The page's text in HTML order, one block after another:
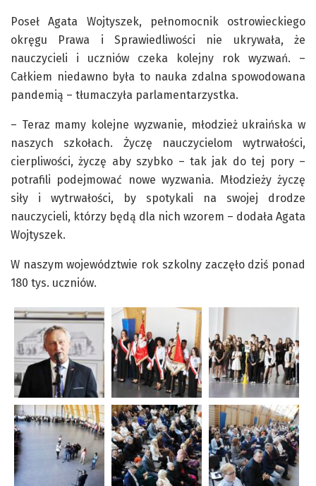
Poseł Agata Wojtyszek, pełnomocnik ostrowieckiego
okręgu Prawa i Sprawiedliwości nie ukrywała, że
nauczycieli i uczniów czeka kolejny rok wyzwań. –
Całkiem niedawno była to nauka zdalna spowodowana
pandemią – tłumaczyła parlamentarzystka.
– Teraz mamy kolejne wyzwanie, młodzież ukraińska w
naszych szkołach. Życzę nauczycielom wytrwałości,
cierpliwości, życzę aby szybko – tak jak do tej pory –
potrafili podejmować nowe wyzwania. Młodzieży życzę
siły i wytrwałości, by spotykali na swojej drodze
nauczycieli, którzy będą dla nich wzorem – dodała Agata
Wojtyszek.
W naszym województwie rok szkolny zaczęło dziś ponad
180 tys. uczniów.